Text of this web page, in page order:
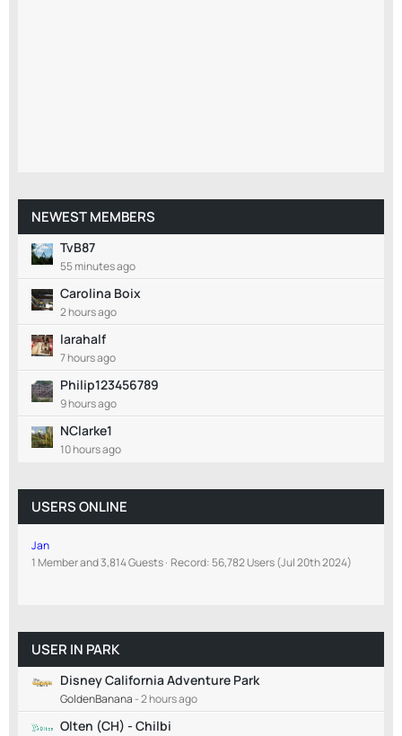
NEWEST MEMBERS
TvB87
55 minutes ago
Carolina Boix
2 hours ago
larahalf
7 hours ago
Philip123456789
9 hours ago
NClarke1
10 hours ago
USERS ONLINE
Jan
1 Member and 3,814 Guests Record: 56,782 Users (Jul 20th 2024)
USER IN PARK
Disney California Adventure Park
GoldenBanana -2 hours ago
Olten (CH) - Chilbi